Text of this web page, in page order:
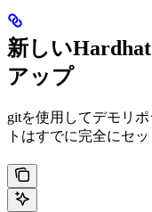
新しい
アップ
gitを使用してデモリ
トはすでに完全にセ